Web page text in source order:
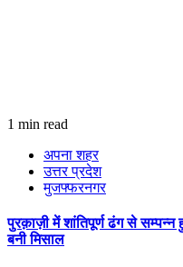
1 min read
अपना शहर
उत्तर प्रदेश
मुजफ्फरनगर
पुरक़ाज़ी में शांतिपूर्ण ढंग से
बनी मिसाल